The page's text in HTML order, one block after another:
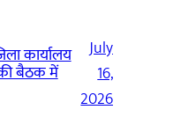
कार्यालय
बैठक में
July
16,
2026